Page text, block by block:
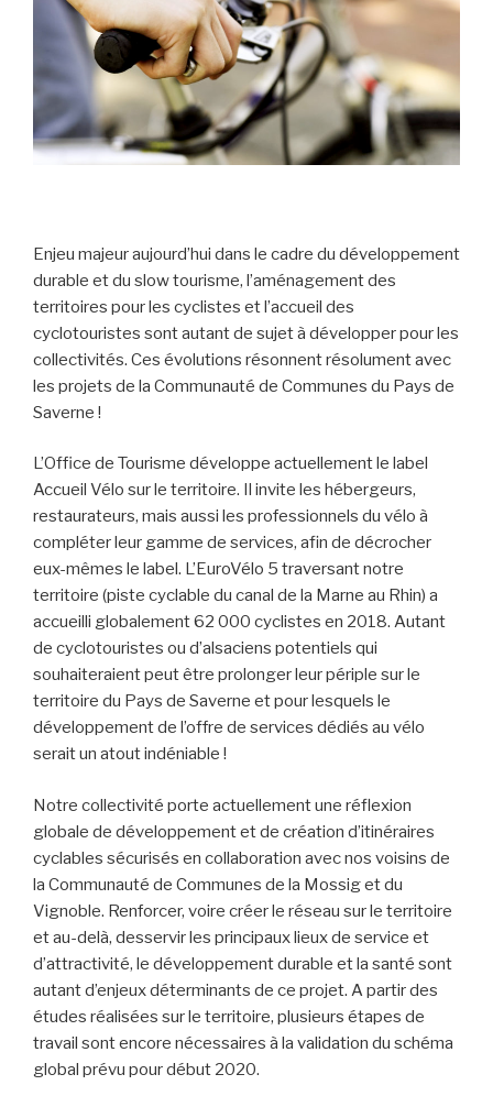
Enjeu majeur aujourd’hui dans le cadre du développement
durable et du slow tourisme, l’aménagement des
territoires pour les cyclistes et l’accueil des
cyclotouristes sont autant de sujet à développer pour les
collectivités. Ces évolutions résonnent résolument avec
les projets de la Communauté de Communes du Pays de
Saverne !
L’Office de Tourisme développe actuellement le label
Accueil Vélo sur le territoire. Il invite les hébergeurs,
restaurateurs, mais aussi les professionnels du vélo à
compléter leur gamme de services, afin de décrocher
eux-mêmes le label. L’EuroVélo 5 traversant notre
territoire (piste cyclable du canal de la Marne au Rhin) a
accueilli globalement 62 000 cyclistes en 2018. Autant
de cyclotouristes ou d’alsaciens potentiels qui
souhaiteraient peut être prolonger leur périple sur le
territoire du Pays de Saverne et pour lesquels le
développement de l’offre de services dédiés au vélo
serait un atout indéniable !
Notre collectivité porte actuellement une réflexion
globale de développement et de création d’itinéraires
cyclables sécurisés en collaboration avec nos voisins de
la Communauté de Communes de la Mossig et du
Vignoble. Renforcer, voire créer le réseau sur le territoire
et au-delà, desservir les principaux lieux de service et
d’attractivité, le développement durable et la santé sont
autant d’enjeux déterminants de ce projet. A partir des
études réalisées sur le territoire, plusieurs étapes de
travail sont encore nécessaires à la validation du schéma
global prévu pour début 2020.